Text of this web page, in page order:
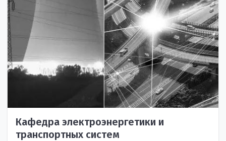
Кафедра электроэнергетики и
транспортных систем